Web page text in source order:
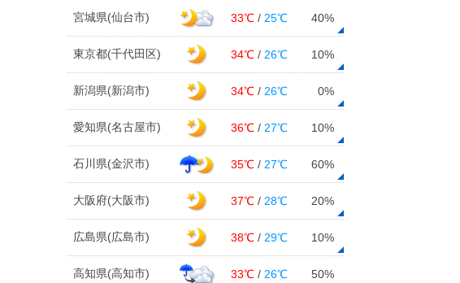
関東・東北で雨雲発達中 この先も
雷に注意
鹿児島県 6日、再び大雨のおそれ
土砂災害に警戒
05日15:01
東北 週末は長袖に冷房の試運転 9
日頃から半袖の出番
05日14:00
関西 晴れていても天気の急変に注
意!
05日12:15
暑さと大雨に注意 梅雨入り続出
宮城県(仙台市) 33℃ / 25℃ 40%
東京都(千代田区) 34℃ / 26℃ 10%
新潟県(新潟市) 34℃ / 26℃ 0%
愛知県(名古屋市) 36℃ / 27℃ 10%
石川県(金沢市) 35℃ / 27℃ 60%
大阪府(大阪市) 37℃ / 28℃ 20%
広島県(広島市) 38℃ / 29℃ 10%
高知県(高知市) 33℃ / 26℃ 50%